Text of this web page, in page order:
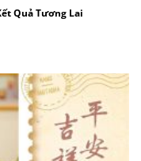
Quả Tương Lai